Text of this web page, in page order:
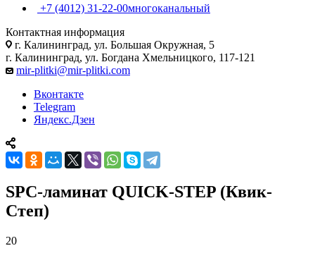
+7 (4012) 31-22-00многоканальный
Контактная информация
г. Калининград, ул. Большая Окружная, 5
г. Калининград, ул. Богдана Хмельницкого, 117-121
mir-plitki@mir-plitki.com
Вконтакте
Telegram
Яндекс.Дзен
SPC-ламинат QUICK-STEP (Квик-
Степ)
20